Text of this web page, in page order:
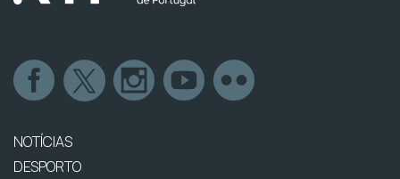
NOTÍCIAS
DESPORTO